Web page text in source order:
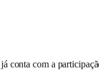
conta com a